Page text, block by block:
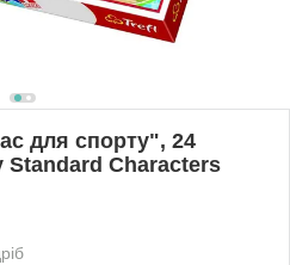
для спорту", 24
Standard Characters